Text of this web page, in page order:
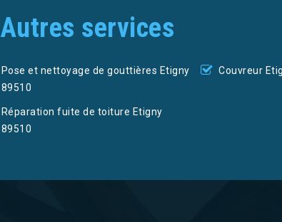
Autres services
Pose et nettoyage de gouttières Etigny
89510
Réparation fuite de toiture Etigny
89510
Couvreur